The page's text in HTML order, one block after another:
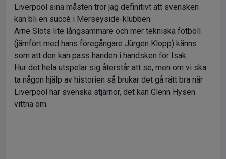
Liverpool sina måsten tror jag definitivt att svensken
kan bli en succé i Merseyside-klubben.
Arne Slots lite långsammare och mer tekniska fotboll
(jämfört med hans föregångare Jürgen Klopp) känns
som att den kan pass handen i handsken för Isak.
Hur det hela utspelar sig återstår att se, men om vi ska
ta någon hjälp av historien så brukar det gå rätt bra när
Liverpool har svenska stjärnor, det kan Glenn Hysen
vittna om.